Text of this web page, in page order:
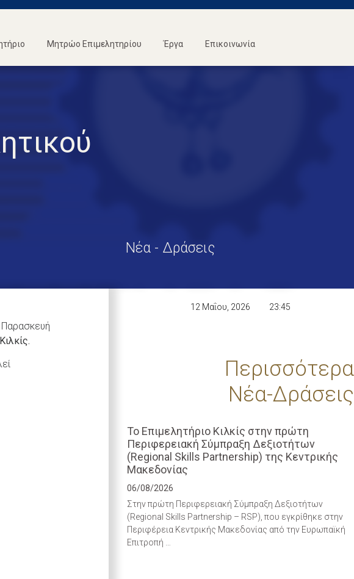
Μητρώο Επιμελητηρίου Έργα Επικοινωνία
Νέα - Δράσεις
Παρασκευή
12 Μαΐου, 2026 23:45
Περισσότερα
Νέα-Δράσεις
Το Επιμελητήριο Κιλκίς στην πρώτη
Περιφερειακή Σύμπραξη Δεξιοτήτων
(Regional Skills Partnership) της Κεντρικής
Μακεδονίας
06/08/2026
Στην πρώτη Περιφερειακή Σύμπραξη Δεξιοτήτων
(Regional Skills Partnership – RSP), που εγκρίθηκε στην
Περιφέρεια Κεντρικής Μακεδονίας από την Ευρωπαϊκή
Επιτροπή …